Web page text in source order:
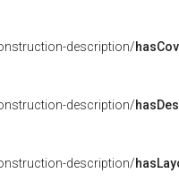
description/
description/
description/